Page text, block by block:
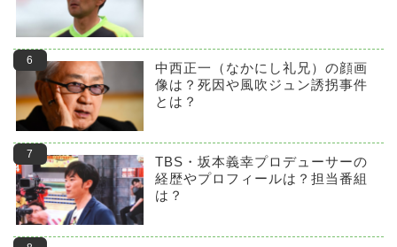
中西正一（なかにし礼兄）の顔画
像は？死因や風吹ジュン誘拐事件
とは？
TBS・坂本義幸プロデューサーの
経歴やプロフィールは？担当番組
は？